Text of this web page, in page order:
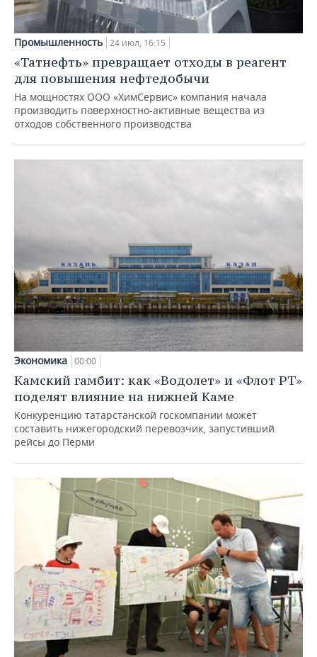
Промышленность 24 июл, 16:15
«Татнефть» превращает отходы в реагент
для повышения нефтедобычи
На мощностях ООО «ХимСервис» компания начала
производить поверхностно-активные вещества из
отходов собственного производства
Экономика 00:00
Камский гамбит: как «Водолет» и «Флот РТ»
поделят влияние на нижней Каме
Конкуренцию татарстанской госкомпании может
составить нижегородский перевозчик, запустивший
рейсы до Перми